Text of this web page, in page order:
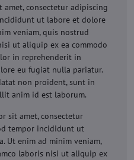
amet, consectetur adipiscing
ut labore et dolore
veniam, quis nostrud
ut aliquip ex ea commodo
in reprehenderit in
eu fugiat nulla pariatur.
non proident, sunt in
anim id est laborum.
sit amet, consectetur
tempor incididunt ut
Ut enim ad minim veniam,
laboris nisi ut aliquip ex